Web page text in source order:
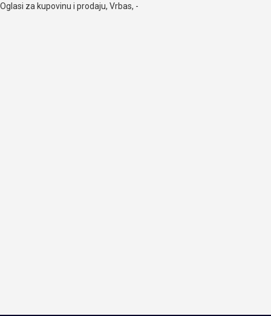
Oglasi za kupovinu i prodaju, Vrbas, -